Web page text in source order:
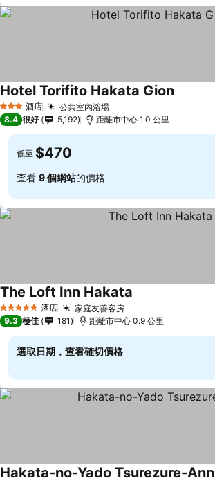
3 星級 酒店 公共室內浴場
Hotel Torifito Hakata Gion
8.4 很好 5,192 距離市中心 1.0 公里
低至 $470
查看 9 個網站的價格
5 星級 酒店 家庭友善客房
The Loft Inn Hakata
9.3 極佳 181 距離市中心 0.9 公里
選取日期，查看確切價格
Hakata-no-Yado Tsurezure-Ann